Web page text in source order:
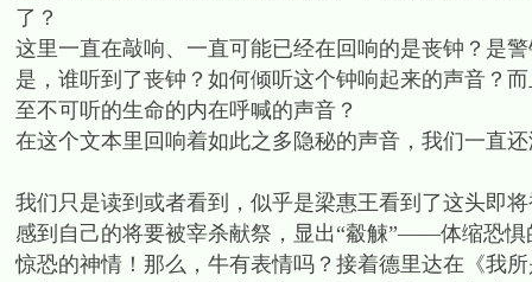
了？
这里一直在敲响、一直可能已经在回响的是丧钟？是
是，谁听到了丧钟？如何倾听这个钟响起来的声音？
至不可听的生命的内在呼喊的声音？
在这个文本里回响着如此之多隐秘的声音，我们一直
我们只是读到或者看到，似乎是梁惠王看到了这头即
感到自己的将要被宰杀献祭，显出“觳觫”——体缩恐
惊恐的神情！那么，牛有表情吗？接着德里达在《我